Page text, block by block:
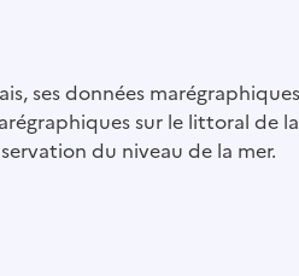
ses données marégraphiques
sur le littoral de la
du niveau de la mer.